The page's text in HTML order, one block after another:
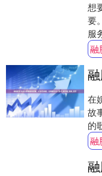
想
要
服
社
搜
融
在
故
的
到
感
融